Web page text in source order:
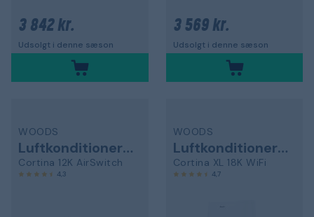
3 842 kr.
Udsolgt i denne sæson
3 569 kr.
Udsolgt i denne sæson
WOODS
Luftkonditionering
Cortina 12K AirSwitch
4,3
WOODS
Luftkonditionering
Cortina XL 18K WiFi
4,7